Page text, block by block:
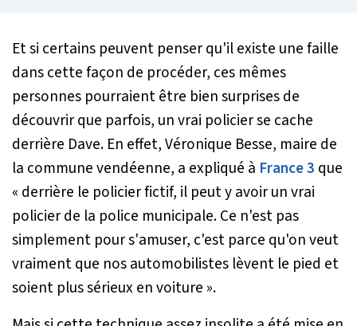
Et si certains peuvent penser qu'il existe une faille
dans cette façon de procéder, ces mêmes
personnes pourraient être bien surprises de
découvrir que parfois, un vrai policier se cache
derrière Dave. En effet, Véronique Besse, maire de
la commune vendéenne, a expliqué à France 3 que
« derrière le policier fictif, il peut y avoir un vrai
policier de la police municipale. Ce n'est pas
simplement pour s'amuser, c'est parce qu'on veut
vraiment que nos automobilistes lèvent le pied et
soient plus sérieux en voiture ».